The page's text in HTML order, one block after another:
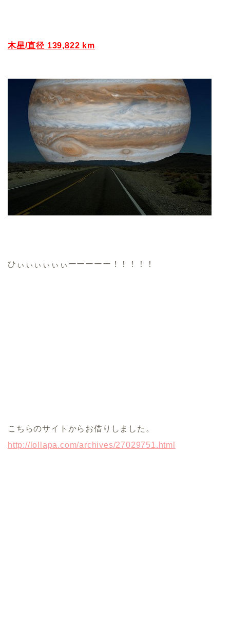
木星/直径 139,822 km
ひぃぃぃぃぃぃーーーーー！！！！！
こちらのサイトからお借りしました。
http://lollapa.com/archives/27029751.html